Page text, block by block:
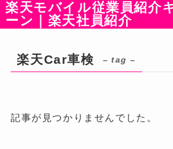
楽天モバイル従業員紹介
ーン｜楽天社員紹介
楽天Car車検 – tag –
記事が見つかりませんでした。